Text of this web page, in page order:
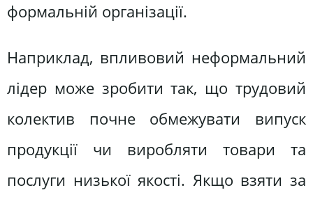
формальній організації.
Наприклад, впливовий неформальний
лідер може зробити так, що трудовий
колектив почне обмежувати випуск
продукції чи виробляти товари та
послуги низької якості. Якщо взяти за